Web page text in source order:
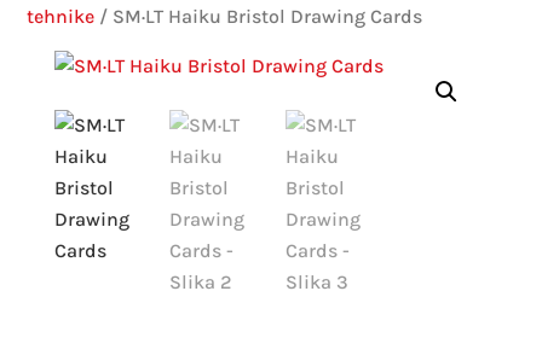
tehnike / SM·LT Haiku Bristol Drawing Cards